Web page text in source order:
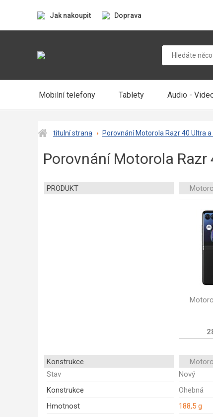
Jak nakoupit Doprava
Mobilní telefony Tablety Audio -
titulní strana Porovnání Motorola Razr 40 Ultra
Porovnání Motorola
PRODUKT
Konstrukce
Stav
Nový
Konstrukce
Ohebná
Hmotnost
188,5 g